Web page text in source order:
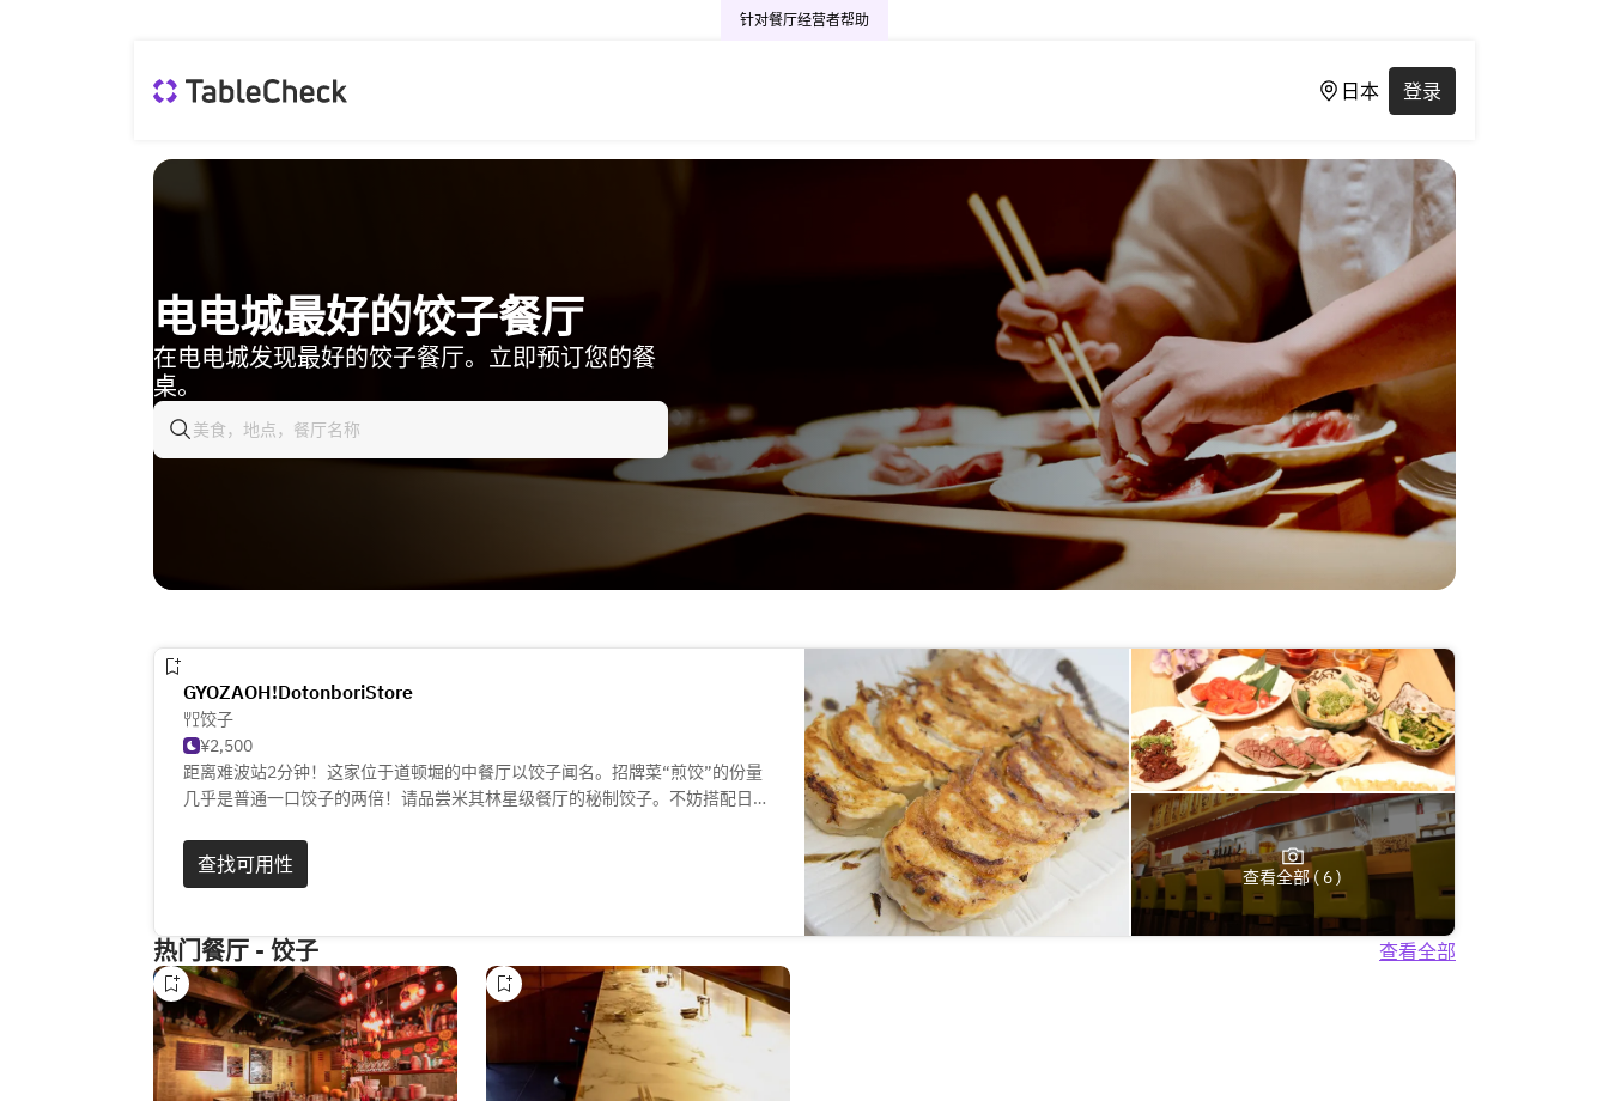
针对餐厅经营者帮助
日本 登录
电电城最好的饺子餐厅
在电电城发现最好的饺子餐厅。立即预订您的餐
桌。
GYOZAOH!DotonboriStore
饺子
¥2,500
距离难波站2分钟！这家位于道顿堀的中餐厅以饺子闻名。招牌菜“煎饺”的份量
几乎是普通一口饺子的两倍！请品尝米其林星级餐厅的秘制饺子。不妨搭配日式
查找可用性
查看全部 ( 6 )
热门餐厅 - 饺子 查看全部